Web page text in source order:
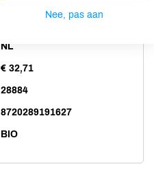
NL
€ 32,71
28884
8720289191627
BIO
Nee, pas aan